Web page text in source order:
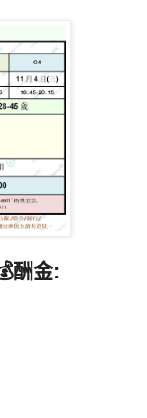
酬金: